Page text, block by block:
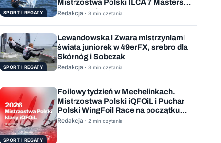
SPORT I REGATY
Mistrzostwa Polski ILCA 7 Masters
rozstrzygnięte
Redakcja · 3 min czytania
SPORT I REGATY
Lewandowska i Zwara mistrzyniami
świata juniorek w 49erFX, srebro dla
Skórnóg i Sobczak
Redakcja · 3 min czytania
SPORT I REGATY
Foilowy tydzień w Mechelinkach.
Mistrzostwa Polski iQFOiL i Puchar
Polski WingFoil Race na początku
sierpnia
Redakcja · 2 min czytania